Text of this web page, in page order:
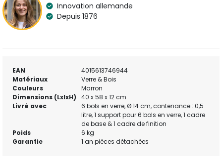
Innovation allemande
Depuis 1876
EAN
4015613746944
Matériaux
Verre & Bois
Couleurs
Marron
Dimensions (LxlxH)
40 x 58 x 12 cm
Livré avec
6 bols en verre, Ø 14 cm, contenance : 0,5
litre, 1 support pour 6 bols en verre, 1 cadre
de base & 1 cadre de finition
Poids
6 kg
Garantie
1 an pièces détachées